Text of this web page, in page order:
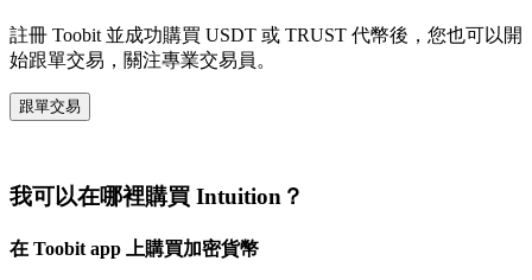
註冊 Toobit 並成功購買 USDT 或 TRUST 代幣後，您也可以開
始跟單交易，關注專業交易員。
跟單交易
我可以在哪裡購買 Intuition？
在 Toobit app 上購買加密貨幣